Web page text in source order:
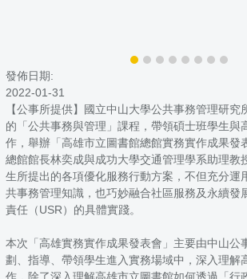
發佈日期:
2022-01-31
【公事所提供】國立中山大學公共事務管理研究
的「公共事務與管理」課程，帶領碩士班學生與
作，舉辦「高雄市立圖書館總館實務實作成果發
總館館長林奕成與成功大學交通管理學系助理教
生所提出的各項優化服務行動方案，不但充分運
共事務管理知識，也巧妙融合社區服務及永續發
責任（USR）的具體實踐。
本次「高雄實務實作成果發表會」主要由中山公
劃、指導、帶領學生進入實務場域中，深入理解